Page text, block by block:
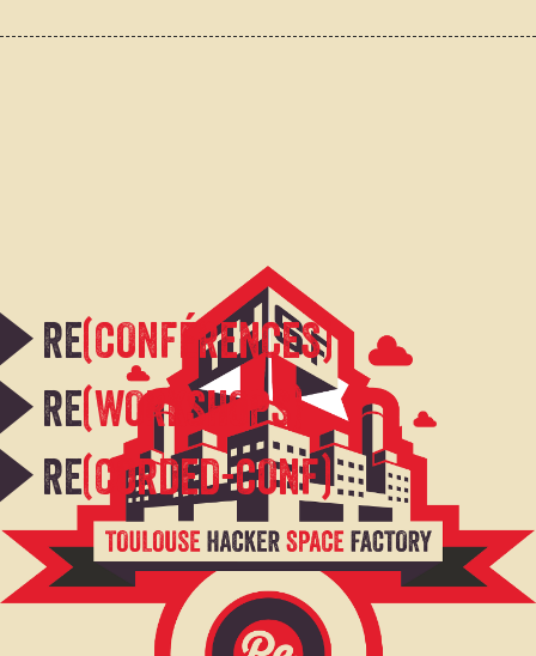
RE(CONFÉRENCES)
RE(WORKSHOPS)
RE(CORDED-CONF)